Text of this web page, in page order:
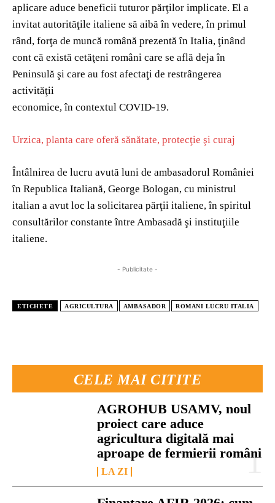
CELE MAI CITITE
AGROHUB USAMV, noul
proiect care aduce
agricultura digitală mai
aproape de fermierii români
LA ZI
aplicare aduce beneficii tuturor părţilor implicate. El a
invitat autorităţile italiene să aibă în vedere, în primul
rând, forţa de muncă română prezentă în Italia, ţinând
cont că există cetăţeni români care se află deja în
Peninsulă şi care au fost afectaţi de restrângerea
activităţii
economice, în contextul COVID-19.
Urzica, planta care oferă sănătate, protecţie şi curaj
Întâlnirea de lucru avută luni de ambasadorul României
în Republica Italiană, George Bologan, cu ministrul
italian a avut loc la solicitarea părţii italiene, în spiritul
consultărilor constante între Ambasadă şi instituţiile
italiene.
- Publicitate -
ETICHETE AGRICULTURA AMBASADOR ROMANI LUCRU ITALIA